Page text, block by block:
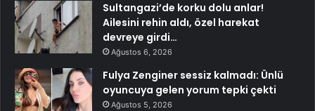
Sultangazi’de korku dolu anlar!
Ailesini rehin aldı, özel harekat
devreye girdi…
Ağustos 6, 2026
Fulya Zenginer sessiz kalmadı: Ünlü
oyuncuya gelen yorum tepki çekti
Ağustos 5, 2026